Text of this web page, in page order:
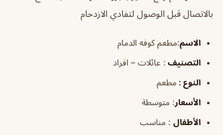
بالاتصال قبل الوصول لتفادي الازدحام
الاسم:مطعم كوفه الدمام
التصنيف : عائلات – افراد
النوع : مطعم
الأسعار: متوسطة
الأطفال : مناسب